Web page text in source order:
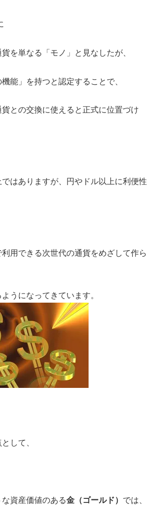
貨を単なる「モノ」と見なしたが、
能」を持つと認定することで、
との交換に使えると正式に位置づけ
ではありますが、円やドル以上に利便性
用できる次世代の通貨をめざして作ら
うになってきています。
して、
資産価値のある金（ゴールド） では、